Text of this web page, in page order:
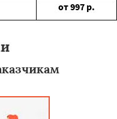
от997 р.